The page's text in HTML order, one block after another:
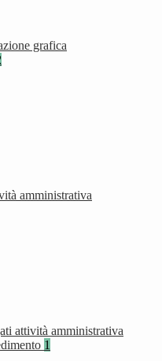
grafica
amministrativa
attività amministrativa
1